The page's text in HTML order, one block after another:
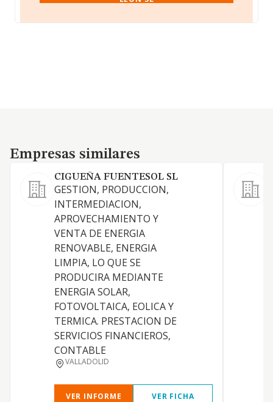
Empresas similares
Empresas similares
CIGUEÑA FUENTESOL SL
GESTION, PRODUCCION,
INTERMEDIACION,
APROVECHAMIENTO Y
VENTA DE ENERGIA
RENOVABLE, ENERGIA
LIMPIA, LO QUE SE
PRODUCIRA MEDIANTE
ENERGIA SOLAR,
FOTOVOLTAICA, EOLICA Y
TERMICA. PRESTACION DE
SERVICIOS FINANCIEROS,
CONTABLE
VALLADOLID
VER INFORME VER FICHA